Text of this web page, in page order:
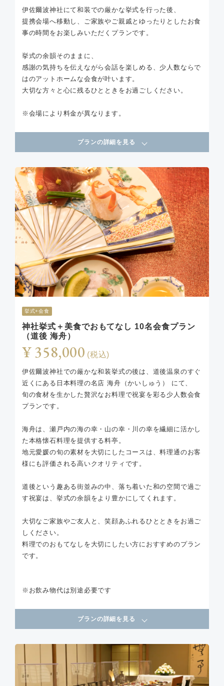
伊佐爾波神社にて和装での厳かな挙式を行った後、
提携会場へ移動し、ご家族やご親戚とゆったりとしたお食
事の時間をお楽しみいただくプランです。
挙式の余韻そのままに、
感謝の気持ちを伝えながら会話を楽しめる、少人数ならで
はのアットホームな会食が叶います。
大切な方々と心に残るひとときをお過ごしください。
※会場により料金が異なります。
プランの詳細を見る
挙式+会食
神社挙式＋美食でおもてなし 10名会食プラン
（道後 海舟）
¥ 358,000 (税込)
伊佐爾波神社での厳かな和装挙式の後は、道後温泉のすぐ
近くにある日本料理の名店 海舟（かいしゅう） にて、
旬の食材を生かした贅沢なお料理で祝宴を彩る少人数会食
プランです。
海舟は、瀬戸内の海の幸・山の幸・川の幸を繊細に活かし
た本格懐石料理を提供する料亭。
地元愛媛の旬の素材を大切にしたコースは、料理通のお客
様にも評価される高いクオリティです。
道後という趣ある街並みの中、落ち着いた和の空間で過ご
す祝宴は、挙式の余韻をより豊かにしてくれます。
大切なご家族やご友人と、笑顔あふれるひとときをお過ご
しください。
料理でのおもてなしを大切にしたい方におすすめのプラン
です。
※お飲み物代は別途必要です
プランの詳細を見る